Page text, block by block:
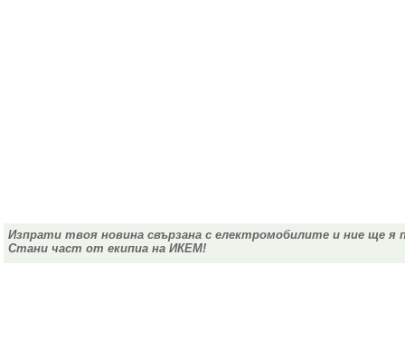
Изпрати твоя новина свързана с електромобилите и ние ще я
Стани част от екипиа на ИКЕМ!